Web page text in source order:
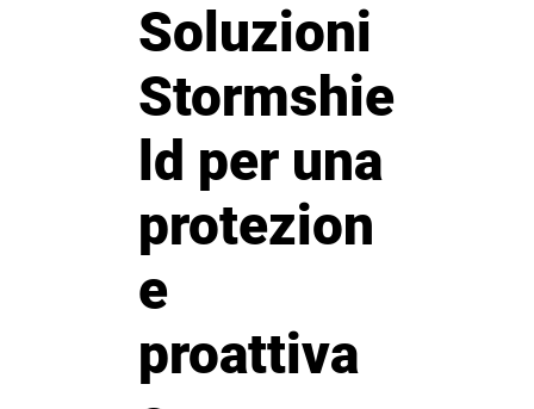
Soluzioni
Stormshie
ld per una
protezion
e
proattiva